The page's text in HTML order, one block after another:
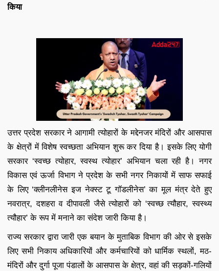
किया
उत्तर प्रदेश सरकार ने आगामी त्योहारों के मद्देनजर मंदिरों और आसपास
के क्षेत्रों में विशेष स्वच्छता अभियान शुरू कर दिया है। इसके लिए योगी
सरकार ‘स्वच्छ त्योहार, स्वस्थ त्योहार’ अभियान चला रही है। नगर
विकास एवं ऊर्जा विभाग ने प्रदेश के सभी नगर निकायों में साफ सफाई
के लिए ‘क्लीनलीनेस इज नेक्स्ट टू गॉडलीनेस’ का मूल मंत्र देते हुए
नवरात्र, दशहरा व दीपावली जैसे त्योहारों को ‘स्वच्छ त्यौहार, स्वस्थ्य
त्यौहार’ के रूप में मनाने का संदेश जारी किया है।
राज्य सरकार द्वारा जारी एक बयान के मुताबिक विभाग की ओर से इसके
लिए सभी निकाय अधिकारियों और कर्मचारियों को धार्मिक स्थलों, मठ-
मंदिरों और दुर्गा पूजा पंडालों के आसपास के क्षेत्र, वहां की सड़कों-गलियों